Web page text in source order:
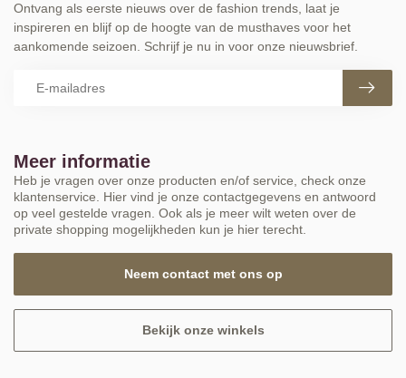
Meer informatie
Heb je vragen over onze producten en/of service, check onze
klantenservice. Hier vind je onze contactgegevens en antwoord
op veel gestelde vragen. Ook als je meer wilt weten over de
private shopping mogelijkheden kun je hier terecht.
Neem contact met ons op
Bekijk onze winkels
Ontvang als eerste nieuws over de fashion trends, laat je
inspireren en blijf op de hoogte van de musthaves voor het
aankomende seizoen. Schrijf je nu in voor onze nieuwsbrief.